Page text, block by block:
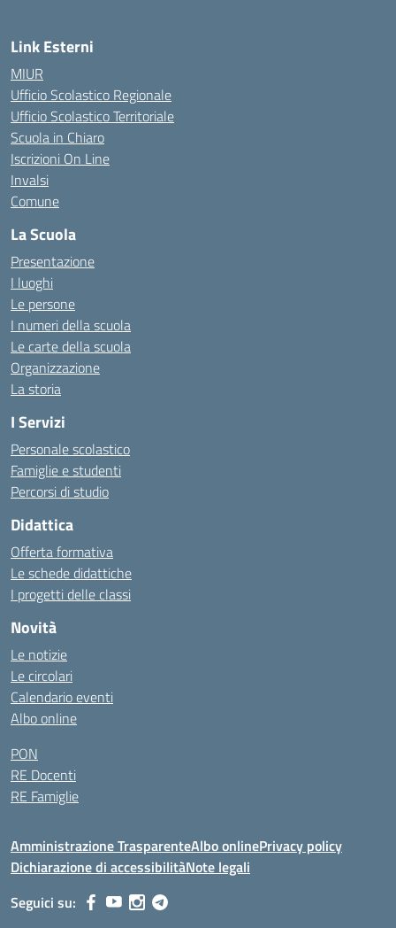
Link Esterni
MIUR
Ufficio Scolastico Regionale
Ufficio Scolastico Territoriale
Scuola in Chiaro
Iscrizioni On Line
Invalsi
Comune
La Scuola
Presentazione
I luoghi
Le persone
I numeri della scuola
Le carte della scuola
Organizzazione
La storia
I Servizi
Personale scolastico
Famiglie e studenti
Percorsi di studio
Didattica
Offerta formativa
Le schede didattiche
I progetti delle classi
Novità
Le notizie
Le circolari
Calendario eventi
Albo online
PON
RE Docenti
RE Famiglie
Amministrazione TrasparenteAlbo onlinePrivacy policy
Dichiarazione di accessibilitàNote legali
Seguici su: